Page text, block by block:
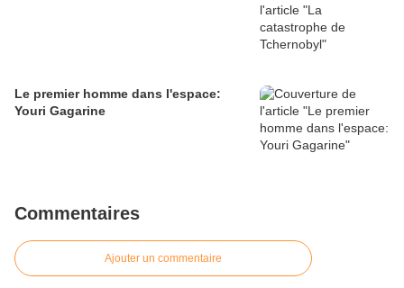
Le premier homme dans l'espace:
Youri Gagarine
Commentaires
Ajouter un commentaire